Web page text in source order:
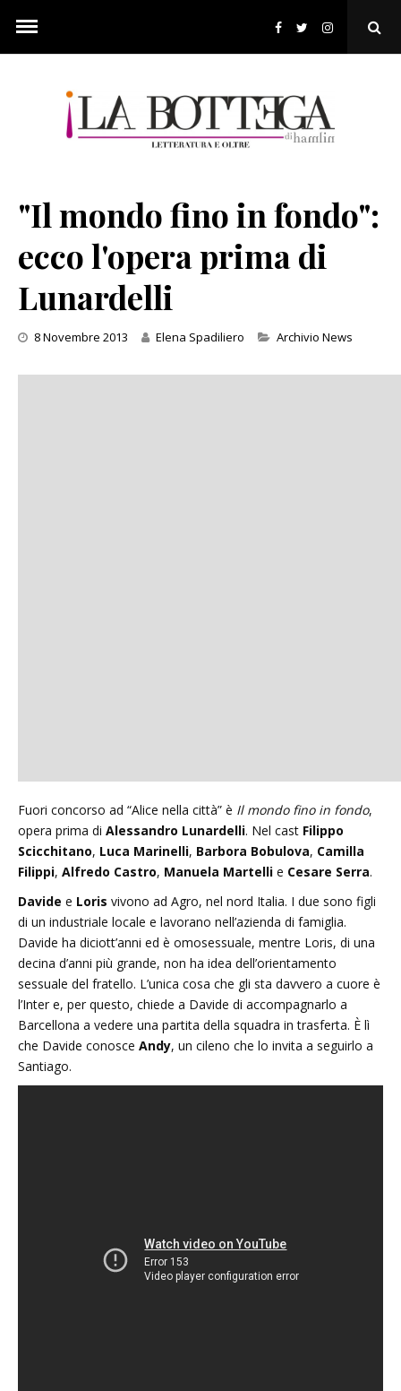
content
"Il mondo fino in fondo":
ecco l'opera prima di
Lunardelli
8 Novembre 2013 Elena Spadiliero Categories
Archivio News
Fuori concorso ad “Alice nella città” è Il mondo fino in fondo,
opera prima di Alessandro Lunardelli. Nel cast Filippo
Scicchitano, Luca Marinelli, Barbora Bobulova, Camilla
Filippi, Alfredo Castro, Manuela Martelli e Cesare Serra.
Davide e Loris vivono ad Agro, nel nord Italia. I due sono figli
di un industriale locale e lavorano nell’azienda di famiglia.
Davide ha diciott’anni ed è omosessuale, mentre Loris, di una
decina d’anni più grande, non ha idea dell’orientamento
sessuale del fratello. L’unica cosa che gli sta davvero a cuore è
l’Inter e, per questo, chiede a Davide di accompagnarlo a
Barcellona a vedere una partita della squadra in trasferta. È lì
che Davide conosce Andy, un cileno che lo invita a seguirlo a
Santiago.